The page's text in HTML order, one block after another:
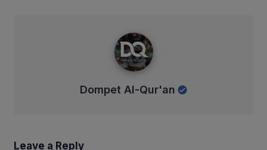
Dompet Al-Qur'an
Leave a Reply